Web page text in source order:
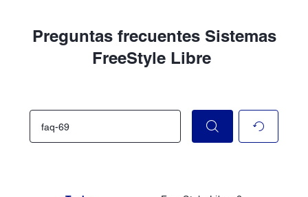
Preguntas frecuentes Sistemas
FreeStyle Libre